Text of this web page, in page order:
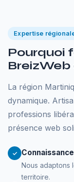
Expertise
Pourquoi
La région
dynamique.
professions
présence web
✓
Nous adaptons
territoire.